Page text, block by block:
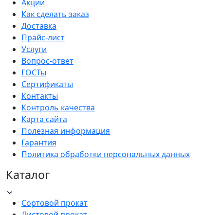
Акции
Как сделать заказ
Доставка
Прайс-лист
Услуги
Вопрос-ответ
ГОСТы
Сертификаты
Контакты
Контроль качества
Карта сайта
Полезная информация
Гарантия
Политика обработки персональных данных
Каталог
Сортовой прокат